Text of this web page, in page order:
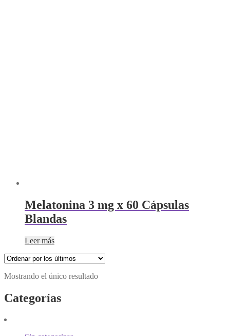
Melatonina 3 mg x 60 Cápsulas
Blandas
Leer más
Mostrando el único resultado
Categorías